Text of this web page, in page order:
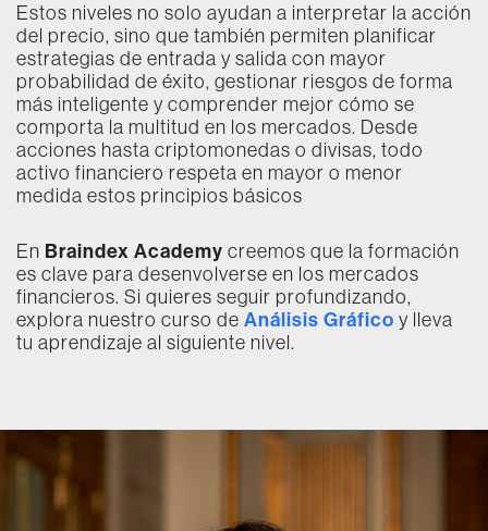
Estos niveles no solo ayudan a interpretar la acción
del precio, sino que también permiten planificar
estrategias de entrada y salida con mayor
probabilidad de éxito, gestionar riesgos de forma
más inteligente y comprender mejor cómo se
comporta la multitud en los mercados. Desde
acciones hasta criptomonedas o divisas, todo
activo financiero respeta en mayor o menor
medida estos principios básicos
En Braindex Academy creemos que la formación
es clave para desenvolverse en los mercados
financieros. Si quieres seguir profundizando,
explora nuestro curso de Análisis Gráfico y lleva
tu aprendizaje al siguiente nivel.